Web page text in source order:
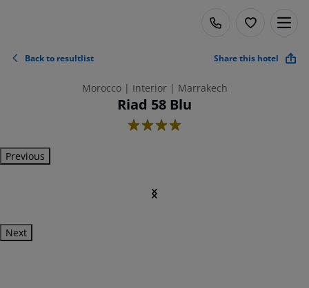
Back to resultlist Share this hotel
Morocco | Interior | Marrakech
Riad 58 Blu
4
Previous
Next